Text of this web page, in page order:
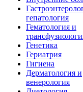
гепатология
Гематология и
Генетика
Гериатрия
Гигиена
Дерматология и
венерология